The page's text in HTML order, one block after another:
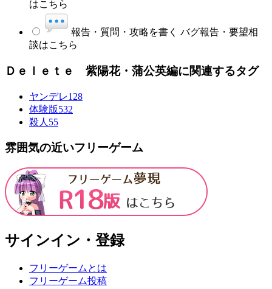
はこちら
報告・質問・攻略を書く バグ報告・要望相
談はこちら
Ｄｅｌｅｔｅ 紫陽花・蒲公英編に関連するタグ
ヤンデレ128
体験版532
殺人 55
雰囲気の近いフリーゲーム
サインイン・登録
フリーゲームとは
フリーゲーム投稿